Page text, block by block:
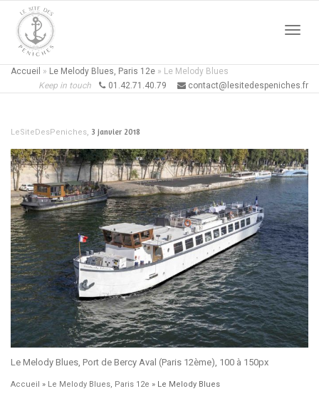
Accueil » Le Melody Blues, Paris 12e » Le Melody Blues
Keep in touch
01.42.71.40.79 contact@lesitedespeniches.fr
LeSiteDesPeniches, 3 janvier 2018
Le Melody Blues, Port de Bercy Aval (Paris 12ème), 100 à 150px
Accueil » Le Melody Blues, Paris 12e » Le Melody Blues